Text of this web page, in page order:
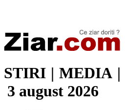
STIRI | MEDIA |
3 august 2026